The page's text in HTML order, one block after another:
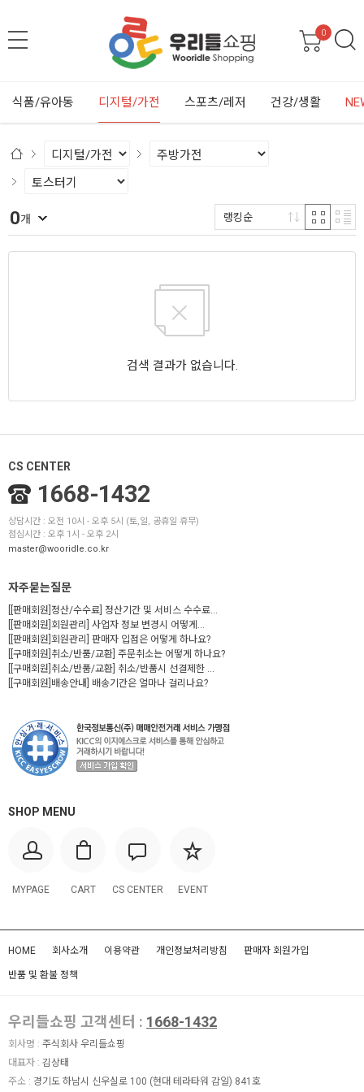
0
식품/유아동 디지털/가전 스포츠/레저 건강/생활
0개 랭킹순
검색 결과가 없습니다.
CS CENTER
1668-1432
상담시간 : 오전 10시 - 오후 5시 (토,일, 공휴일 휴무)
점심시간 : 오후 1시 - 오후 2시
master@wooridle.co.kr
자주묻는질문
[[판매회원]정산/수수료] 정산기간 및 서비스 수수료...
[[판매회원]회원관리] 사업자 정보 변경시 어떻게...
[[판매회원]회원관리] 판매자 입점은 어떻게 하나요?
[[구매회원]취소/반품/교환] 주문취소는 어떻게 하나요?
[[구매회원]취소/반품/교환] 취소/반품시 선결제한 ...
[[구매회원]배송안내] 배송기간은 얼마나 걸리나요?
SHOP MENU
MYPAGE CART CS CENTER EVENT
HOME 회사소개 이용약관 개인정보처리방침 판매자 회원가입
반품 및 환불 정책
우리들쇼핑 고객센터 : 1668-1432
회사명 : 주식회사 우리들쇼핑
대표자 : 김상태
주소 : 경기도 하남시 신우실로 100 (현대 테라타워 감일) 841호